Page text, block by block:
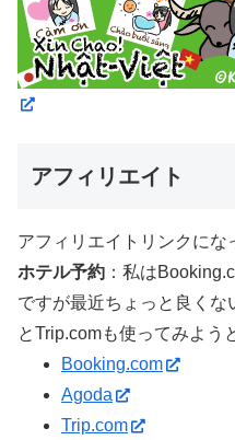
アフィリエイト
アフィリエイトリンクにな
ホテル予約 ：私は
ですが最近ちょっと良く
とTrip.comも使ってみよう
Booking.com
Agoda
Trip.com